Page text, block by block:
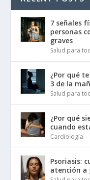
7 señales
personas
graves
Salud para
¿Por qué
3 de la
Salud para
¿Por qué
cuando
Cardiología
Psoriasis:
atención a